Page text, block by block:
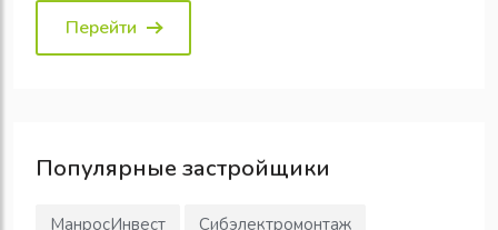
Перейти
Популярные застройщики
МанросИнвест
Сибэлектромонтаж